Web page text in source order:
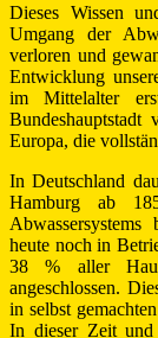
Dieses Wissen
Umgang der
verloren und
Entwicklung
im Mittelalter
Europa, die
In Deutschland
Hamburg ab
heute noch in
38 % aller
angeschlossen.
in selbst
In dieser Zeit